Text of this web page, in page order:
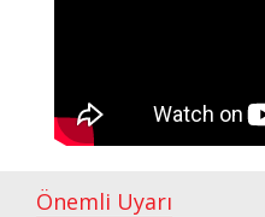
Önemli Uyarı